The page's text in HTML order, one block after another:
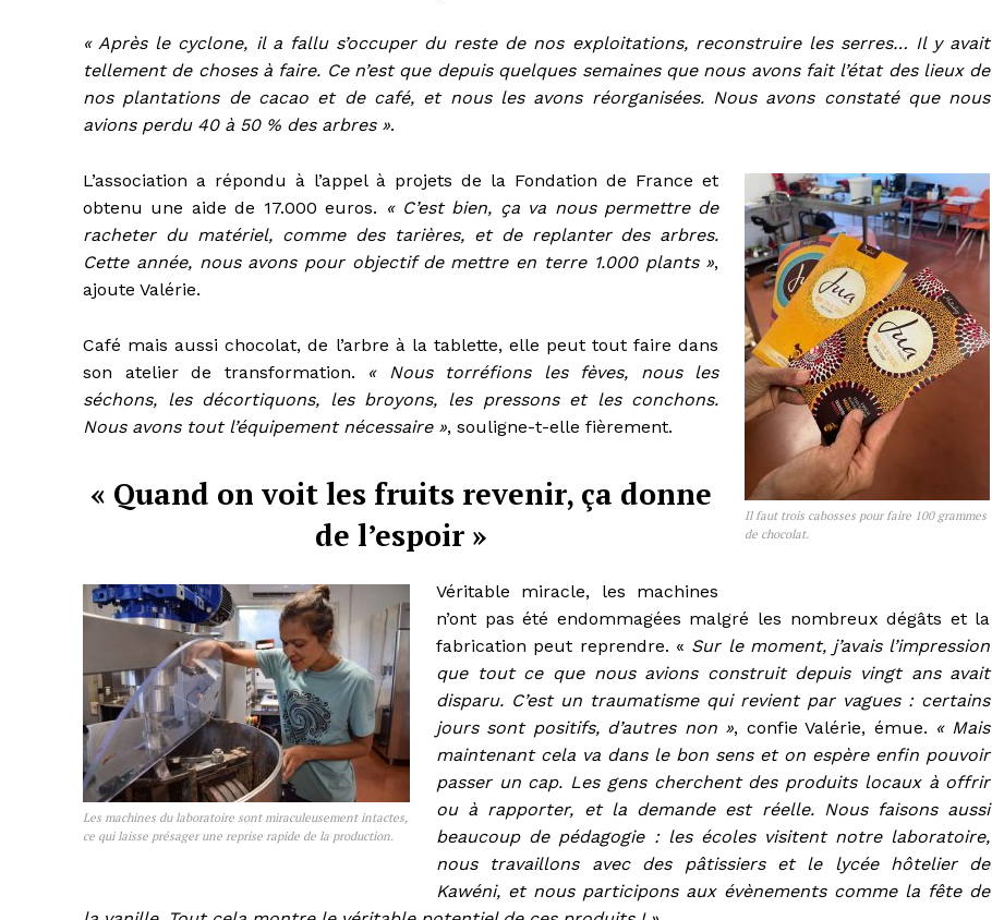
« Après le cyclone, il a fallu s’occuper du reste de nos exploitations, reconstruire les serres… Il y avait
tellement de choses à faire. Ce n’est que depuis quelques semaines que nous avons fait l’état des lieux de
nos plantations de cacao et de café, et nous les avons réorganisées. Nous avons constaté que nous
avions perdu 40 à 50 % des arbres ».
Il faut trois cabosses pour faire 100 grammes
de chocolat.
L’association a répondu à l’appel à projets de la Fondation de France et
obtenu une aide de 17.000 euros. « C’est bien, ça va nous permettre de
racheter du matériel, comme des tarières, et de replanter des arbres.
Cette année, nous avons pour objectif de mettre en terre 1.000 plants »,
ajoute Valérie.
Café mais aussi chocolat, de l’arbre à la tablette, elle peut tout faire dans
son atelier de transformation. « Nous torréfions les fèves, nous les
séchons, les décortiquons, les broyons, les pressons et les conchons.
Nous avons tout l’équipement nécessaire », souligne-t-elle fièrement.
« Quand on voit les fruits revenir, ça donne
de l’espoir »
Les machines du laboratoire sont miraculeusement intactes,
ce qui laisse présager une reprise rapide de la production.
Véritable miracle, les machines
n’ont pas été endommagées malgré les nombreux dégâts et la
fabrication peut reprendre. « Sur le moment, j’avais l’impression
que tout ce que nous avions construit depuis vingt ans avait
disparu. C’est un traumatisme qui revient par vagues : certains
jours sont positifs, d’autres non », confie Valérie, émue. « Mais
maintenant cela va dans le bon sens et on espère enfin pouvoir
passer un cap. Les gens cherchent des produits locaux à offrir
ou à rapporter, et la demande est réelle. Nous faisons aussi
beaucoup de pédagogie : les écoles visitent notre laboratoire,
nous travaillons avec des pâtissiers et le lycée hôtelier de
Kawéni, et nous participons aux évènements comme la fête de